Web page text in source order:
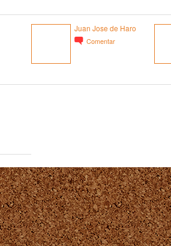
Juan Jose de Haro
Comentar